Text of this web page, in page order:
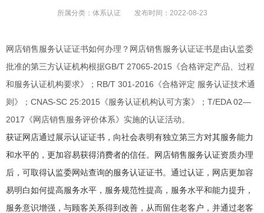
所属分类： 体系认证 发布时间： 2022-08-23
网店销售服务认证证书如何办理？网店销售服务认证证书是由认监委
批准的第三方认证机构根据GB/T 27065-2015《合格评定产品、过程
和服务认证机构要求》；RB/T 301-2016《合格评定 服务认证技术通
则》；CNAS-SC 25:2015《服务认证机构认可方案》；T/EDA 02—
2017《网店销售服务评价体系》实施的认证活动。
获证网店通过展示认证证书，向社会表明有独立第三方对其服务能力
和水平的，更加容易获得消费者的信任。网店销售服务认证资质办理
后，可取得认监委网站查询的服务认证证书。通过认证，网店更加容
易明白如何提高服务水平，服务规范性提高，服务水平和能力提升，
服务意识增强，与顾客关系得到改善，从而留住老客户，并通过老客